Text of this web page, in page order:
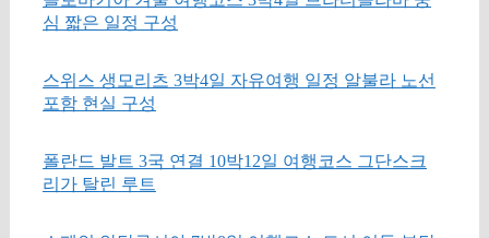
심 짧은 일정 구성
스위스 생모리츠 3박4일 자유여행 일정 알불라 노선
포함 현실 구성
폴란드 발트 3국 연결 10박12일 여행코스 그단스크
리가 탈린 루트